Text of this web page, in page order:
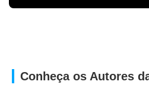
APP
Conheça os Autores